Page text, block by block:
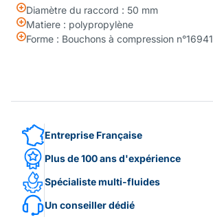
Diamètre du raccord : 50 mm
Matiere : polypropylène
Forme : Bouchons à compression n°16941
Entreprise Française
Plus de 100 ans d'expérience
Spécialiste multi-fluides
Un conseiller dédié